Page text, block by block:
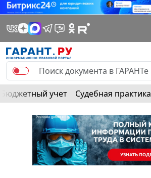
Бюджетный учет Судебная практика